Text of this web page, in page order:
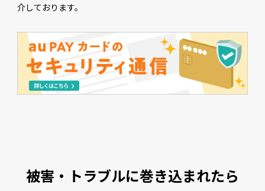
介しております。
被害・トラブルに巻き込まれたら